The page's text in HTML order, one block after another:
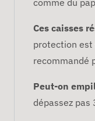
Ces caisses
protection est
recommandé
Peut-on
dépassez pas